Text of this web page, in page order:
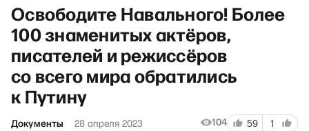
Освободите Навального! Более
100 знаменитых актёров,
писателей и режиссёров
со всего мира обратились
к Путину
Документы 28 апреля 2023 104 59 1